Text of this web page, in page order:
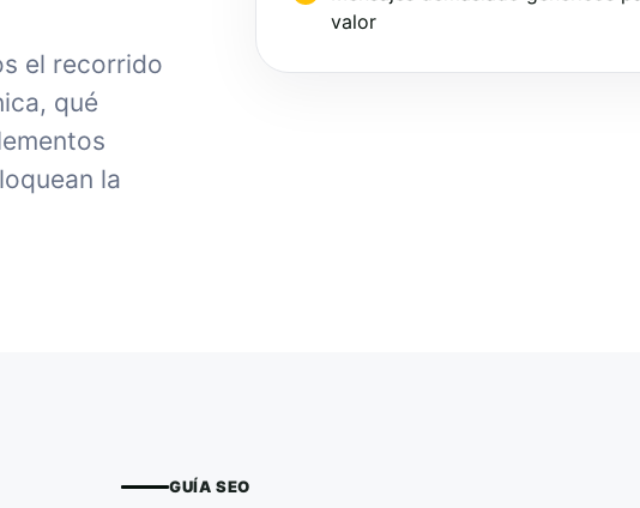
el recorrido
qué
la
valor
GUÍA SEO